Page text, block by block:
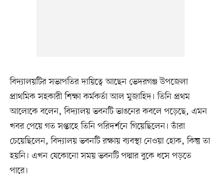
বিদ্যালয়টির সভাপতির দায়িত্বে আছেন ভেদরগঞ্জ উপজেলা
প্রাথমিক সহকারী শিক্ষা কর্মকর্তা আল মুজাহিদ। তিনি প্রথম
আলোকে বলেন, বিদ্যালয় ভবনটি ভাঙনের কবলে পড়েছে, এমন
খবর পেয়ে গত সপ্তাহে তিনি পরিদর্শনে গিয়েছিলেন। তাঁরা
চেয়েছিলেন, বিদ্যালয় ভবনটি রক্ষায় ব্যবস্থা নেওয়া হোক, কিন্তু তা
হয়নি। এখন যেকোনো সময় ভবনটি পদ্মার বুকে ধসে পড়তে
পারে।